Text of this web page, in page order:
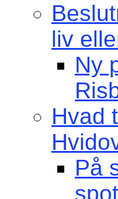
liv
Ny
Hvad
På